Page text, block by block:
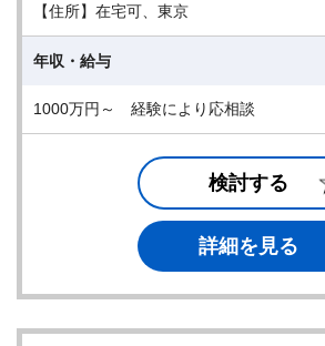
【住所】在宅可、東京
年収・給与
1000万円～ 経験により応相談
検討する
詳細を見る